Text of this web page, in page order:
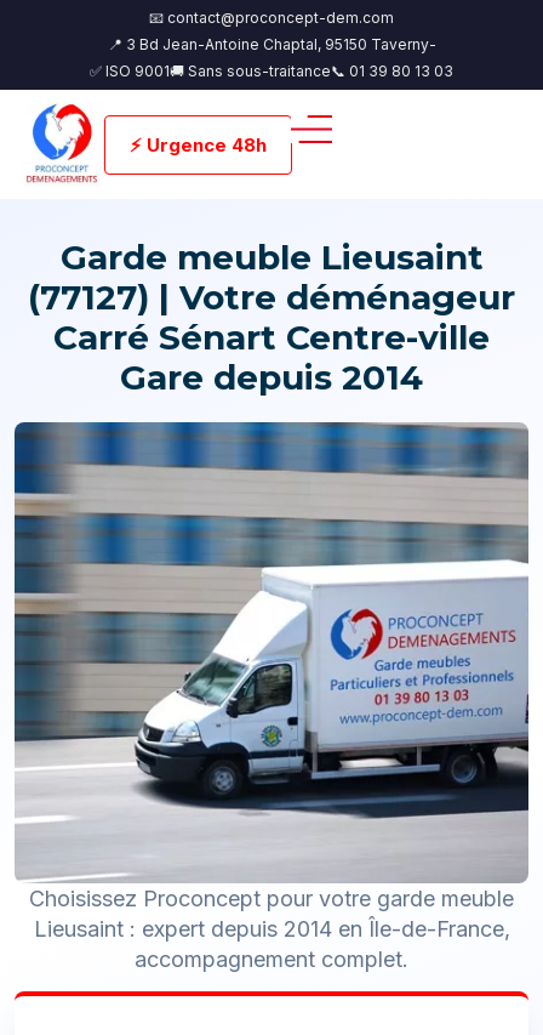
📧 contact@proconcept-dem.com
📍 3 Bd Jean-Antoine Chaptal, 95150 Taverny-
✅ ISO 9001🚚 Sans sous-traitance📞 01 39 80 13 03
⚡ Urgence 48h
Garde meuble Lieusaint
(77127) | Votre déménageur
Carré Sénart Centre-ville
Gare depuis 2014
Choisissez Proconcept pour votre garde meuble
Lieusaint : expert depuis 2014 en Île-de-France,
accompagnement complet.